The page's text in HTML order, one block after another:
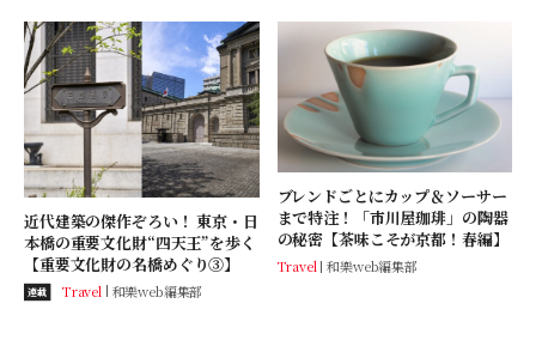
近代建築の傑作ぞろい！ 東京・日
本橋の重要文化財“四天王”を歩く
【重要文化財の名橋めぐり③】
連載 Travel 和樂web編集部
ブレンドごとにカップ＆ソーサー
まで特注！「市川屋珈琲」の陶器
の秘密【茶味こそが京都！春編】
Travel 和樂web編集部